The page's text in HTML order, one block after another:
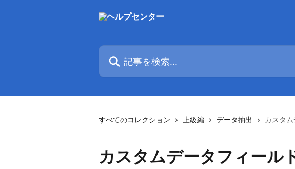
記事を検索...
すべてのコレクション 上級編 データ抽出 カスタ
カスタムデータフィール